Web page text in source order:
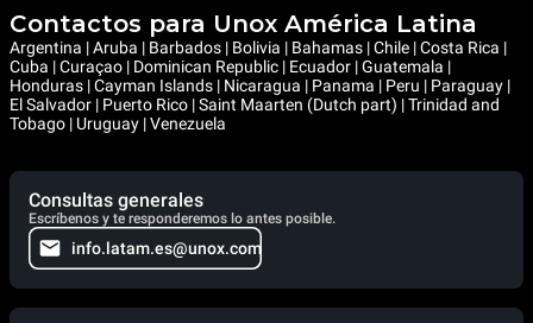
Contactos para Unox América Latina
Argentina | Aruba | Barbados | Bolivia | Bahamas | Chile | Costa Rica |
Cuba | Curaçao | Dominican Republic | Ecuador | Guatemala |
Honduras | Cayman Islands | Nicaragua | Panama | Peru | Paraguay |
El Salvador | Puerto Rico | Saint Maarten (Dutch part) | Trinidad and
Tobago | Uruguay | Venezuela
Consultas generales
Escríbenos y te responderemos lo antes posible.
info.latam.es@unox.com